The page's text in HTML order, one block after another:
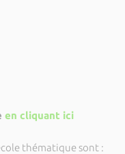
en cliquant ici
thématique sont :